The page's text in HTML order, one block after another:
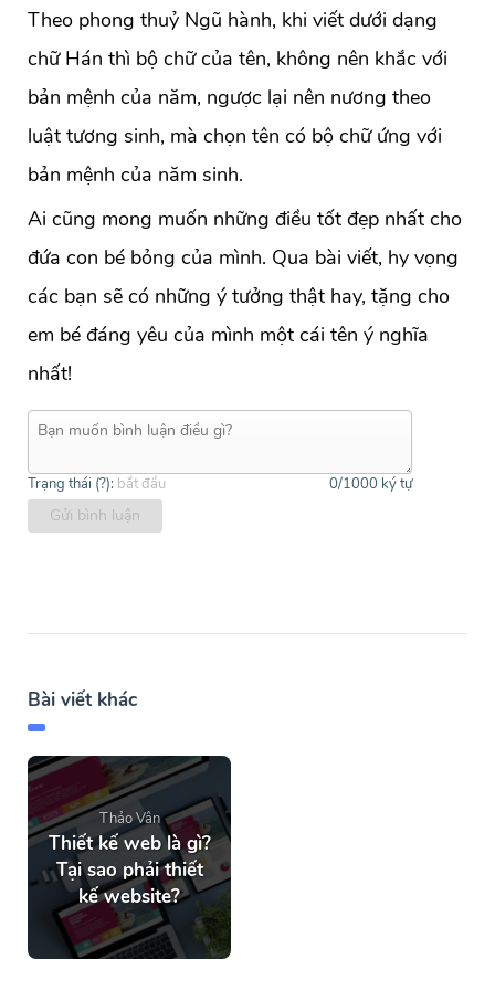
Theo phong thuỷ Ngũ hành, khi viết dưới dạng
chữ Hán thì bộ chữ của tên, không nên khắc với
bản mệnh của năm, ngược lại nên nương theo
luật tương sinh, mà chọn tên có bộ chữ ứng với
bản mệnh của năm sinh.
Ai cũng mong muốn những điều tốt đẹp nhất cho
đứa con bé bỏng của mình. Qua bài viết, hy vọng
các bạn sẽ có những ý tưởng thật hay, tặng cho
em bé đáng yêu của mình một cái tên ý nghĩa
nhất!
Trạng thái (?): bắt đầu 0/1000 ký tự
Gửi bình luận
Bài viết khác
Thảo Vân
Thiết kế web là gì?
Tại sao phải thiết
kế website?